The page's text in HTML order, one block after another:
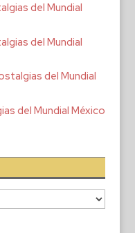
del Mundial
del Mundial
del Mundial
del Mundial México